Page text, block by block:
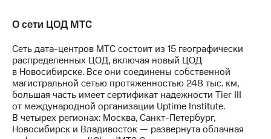
Регистратор
Контакты
развитие
деловая этика
На главную
О сети ЦОД МТС
Сетьдата-центров МТС состоит из 15 географически
распределенных ЦОД, включая новый ЦОД
в Новосибирске. Все они соединены собственной
магистральной сетью протяженностью 248 тыс. км,
большая часть имеет сертификат надежности Tier III
от международной организации Uptime Institute.
В четырех регионах: Москва,Санкт-Петербург,
Новосибирск и Владивосток — развернута облачная